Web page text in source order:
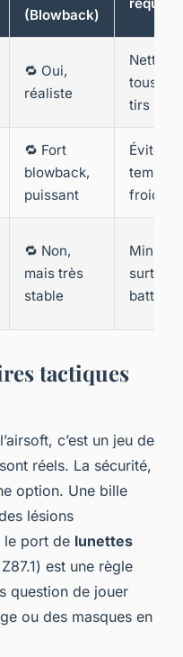
(Blowback)
🔁 Oui,
réaliste
tous
tirs
🔁 Fort
blowback,
puissant
Éviter
froides
🔁 Non,
mais très
stable
Minimal,
surtout
batterie
tactiques
c’est un jeu de
réels. La sécurité,
option. Une bille
lésions
le port de lunettes
est une règle
question de jouer
ou des masques en